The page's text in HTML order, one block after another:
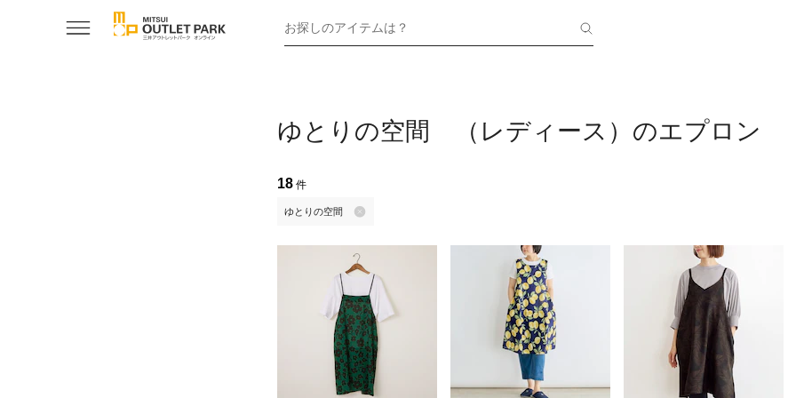
お探しのアイテムは？
ゆとりの空間 （レディース）のエプロン
18 件
ゆとりの空間